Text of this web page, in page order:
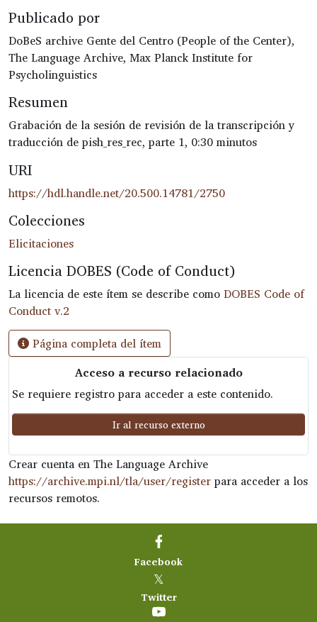
Publicado por
DoBeS archive Gente del Centro (People of the Center),
The Language Archive, Max Planck Institute for
Psycholinguistics
Resumen
Grabación de la sesión de revisión de la transcripción y
traducción de pish_res_rec, parte 1, 0:30 minutos
URI
https://hdl.handle.net/20.500.14781/2750
Colecciones
Elicitaciones
Licencia DOBES (Code of Conduct)
La licencia de este ítem se describe comoDOBES Code of
Conduct v.2
Página completa del ítem
Acceso a recurso relacionado
Se requiere registro para acceder a este contenido.
Ir al recurso externo
Crear cuenta en The Language Archive
https://archive.mpi.nl/tla/user/registerpara acceder a los
recursos remotos.
Facebook
𝕏
Twitter